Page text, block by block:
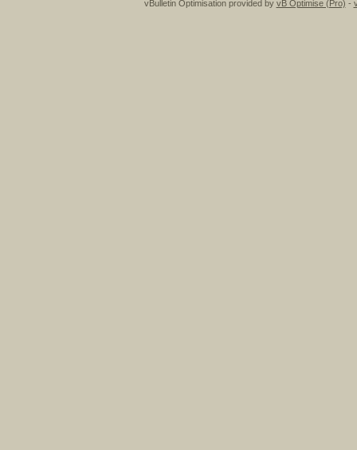
vBulletin Optimisation provided by vB Optimise (Pro) -